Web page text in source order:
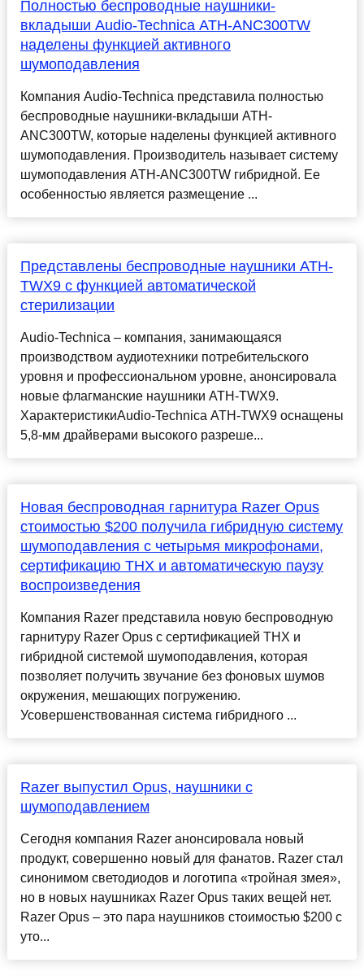
Полностью беспроводные наушники-
вкладыши Audio-Technica ATH-ANC300TW
наделены функцией активного
шумоподавления
Компания Audio-Technica представила полностью
беспроводные наушники-вкладыши ATH-
ANC300TW, которые наделены функцией активного
шумоподавления. Производитель называет систему
шумоподавления ATH-ANC300TW гибридной. Ее
особенностью является размещение ...
Представлены беспроводные наушники ATH-
TWX9 с функцией автоматической
стерилизации
Audio-Technica – компания, занимающаяся
производством аудиотехники потребительского
уровня и профессиональном уровне, анонсировала
новые флагманские наушники ATH-TWX9.
ХарактеристикиAudio-Technica ATH-TWX9 оснащены
5,8-мм драйверами высокого разреше...
Новая беспроводная гарнитура Razer Opus
стоимостью $200 получила гибридную систему
шумоподавления с четырьмя микрофонами,
сертификацию THX и автоматическую паузу
воспроизведения
Компания Razer представила новую беспроводную
гарнитуру Razer Opus с сертификацией THX и
гибридной системой шумоподавления, которая
позволяет получить звучание без фоновых шумов
окружения, мешающих погружению.
Усовершенствованная система гибридного ...
Razer выпустил Opus, наушники с
шумоподавлением
Сегодня компания Razer анонсировала новый
продукт, совершенно новый для фанатов. Razer стал
синонимом светодиодов и логотипа «тройная змея»,
но в новых наушниках Razer Opus таких вещей нет.
Razer Opus – это пара наушников стоимостью $200 с
уто...